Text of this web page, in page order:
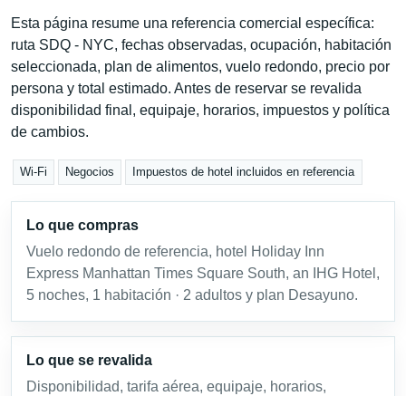
Esta página resume una referencia comercial específica:
ruta SDQ - NYC, fechas observadas, ocupación, habitación
seleccionada, plan de alimentos, vuelo redondo, precio por
persona y total estimado. Antes de reservar se revalida
disponibilidad final, equipaje, horarios, impuestos y política
de cambios.
Wi-Fi Negocios Impuestos de hotel incluidos en referencia
Lo que compras
Vuelo redondo de referencia, hotel Holiday Inn
Express Manhattan Times Square South, an IHG Hotel,
5 noches, 1 habitación · 2 adultos y plan Desayuno.
Lo que se revalida
Disponibilidad, tarifa aérea, equipaje, horarios,